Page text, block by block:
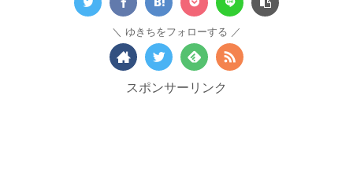
ゆきちをフォローする
スポンサーリンク